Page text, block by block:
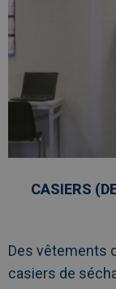
CASIERS
Des vêtements
casiers de